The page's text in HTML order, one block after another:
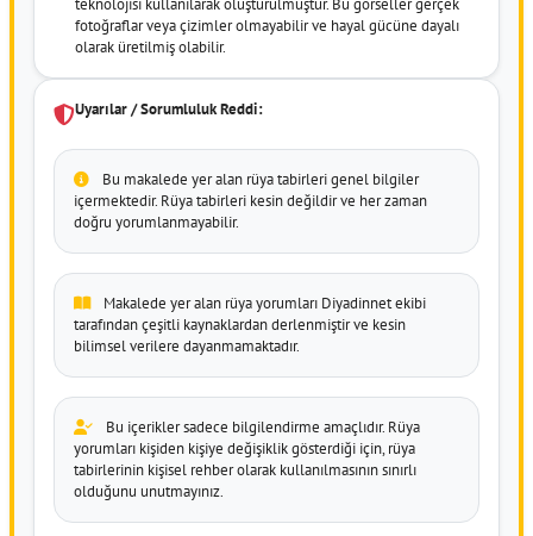
fotoğraflar veya çizimler olmayabilir ve hayal gücüne dayalı
olarak üretilmiş olabilir.
Uyarılar / Sorumluluk Reddi:
Bu makalede yer alan rüya tabirleri genel bilgiler
içermektedir. Rüya tabirleri kesin değildir ve her zaman
doğru yorumlanmayabilir.
Makalede yer alan rüya yorumları Diyadinnet ekibi
tarafından çeşitli kaynaklardan derlenmiştir ve kesin
bilimsel verilere dayanmamaktadır.
Bu içerikler sadece bilgilendirme amaçlıdır. Rüya
yorumları kişiden kişiye değişiklik gösterdiği için, rüya
tabirlerinin kişisel rehber olarak kullanılmasının sınırlı
olduğunu unutmayınız.